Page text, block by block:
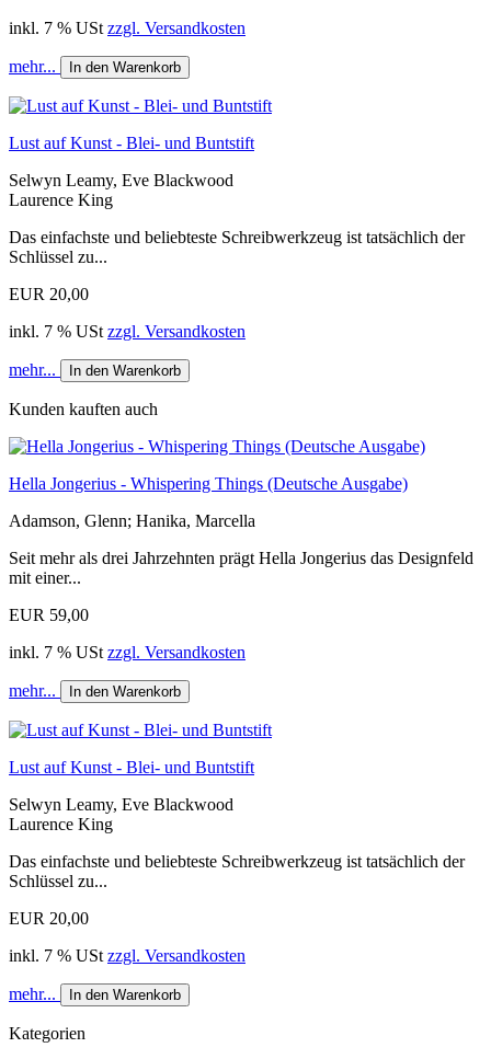
inkl. 7 % USt zzgl. Versandkosten
mehr... In den Warenkorb
Lust auf Kunst - Blei- und Buntstift
Selwyn Leamy, Eve Blackwood
Laurence King
Das einfachste und beliebteste Schreibwerkzeug ist tatsächlich der
Schlüssel zu...
EUR 20,00
inkl. 7 % USt zzgl. Versandkosten
mehr... In den Warenkorb
Kunden kauften auch
Hella Jongerius - Whispering Things (Deutsche Ausgabe)
Adamson, Glenn; Hanika, Marcella
Seit mehr als drei Jahrzehnten prägt Hella Jongerius das Designfeld
mit einer...
EUR 59,00
inkl. 7 % USt zzgl. Versandkosten
mehr... In den Warenkorb
Lust auf Kunst - Blei- und Buntstift
Selwyn Leamy, Eve Blackwood
Laurence King
Das einfachste und beliebteste Schreibwerkzeug ist tatsächlich der
Schlüssel zu...
EUR 20,00
inkl. 7 % USt zzgl. Versandkosten
mehr... In den Warenkorb
Kategorien